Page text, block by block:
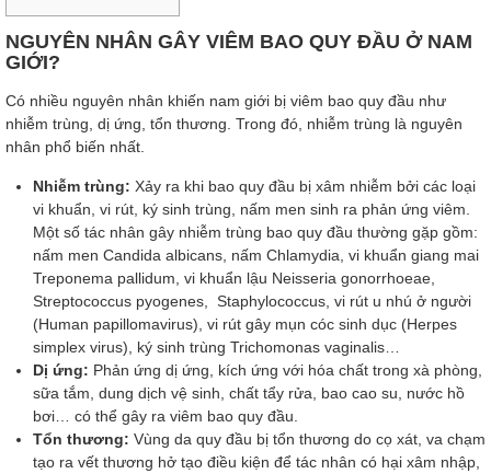
NGUYÊN NHÂN GÂY VIÊM BAO QUY ĐẦU Ở NAM
GIỚI?
Có nhiều nguyên nhân khiến nam giới bị viêm bao quy đầu như
nhiễm trùng, dị ứng, tổn thương. Trong đó, nhiễm trùng là nguyên
nhân phổ biến nhất.
Nhiễm trùng: Xảy ra khi bao quy đầu bị xâm nhiễm bởi các loại
vi khuẩn, vi rút, ký sinh trùng, nấm men sinh ra phản ứng viêm.
Một số tác nhân gây nhiễm trùng bao quy đầu thường gặp gồm:
nấm men Candida albicans, nấm Chlamydia, vi khuẩn giang mai
Treponema pallidum, vi khuẩn lậu Neisseria gonorrhoeae,
Streptococcus pyogenes, Staphylococcus, vi rút u nhú ở người
(Human papillomavirus), vi rút gây mụn cóc sinh dục (Herpes
simplex virus), ký sinh trùng Trichomonas vaginalis…
Dị ứng: Phản ứng dị ứng, kích ứng với hóa chất trong xà phòng,
sữa tắm, dung dịch vệ sinh, chất tẩy rửa, bao cao su, nước hồ
bơi… có thể gây ra viêm bao quy đầu.
Tổn thương: Vùng da quy đầu bị tổn thương do cọ xát, va chạm
tạo ra vết thương hở tạo điều kiện để tác nhân có hại xâm nhập,